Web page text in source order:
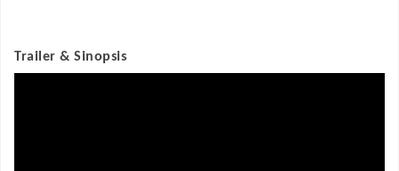
Trailer & Sinopsis